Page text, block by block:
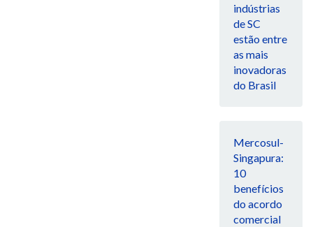
indústrias
de SC
estão entre
as mais
inovadoras
do Brasil
Mercosul-
Singapura:
10
benefícios
do acordo
comercial